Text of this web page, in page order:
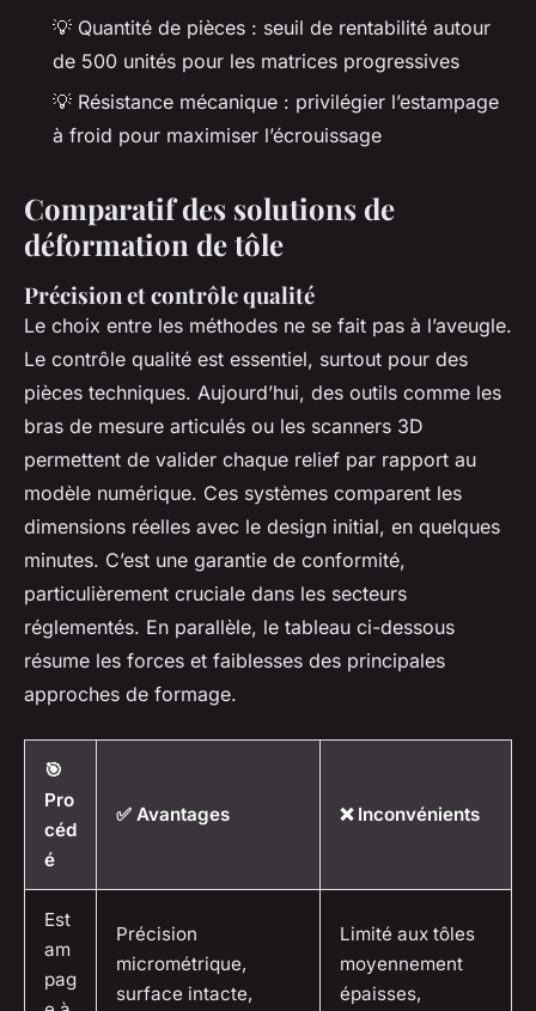
💡 Quantité de pièces : seuil de rentabilité autour
de 500 unités pour les matrices progressives
💡 Résistance mécanique : privilégier l’estampage
à froid pour maximiser l’écrouissage
Comparatif des solutions de
déformation de tôle
Précision et contrôle qualité
Le choix entre les méthodes ne se fait pas à l’aveugle.
Le contrôle qualité est essentiel, surtout pour des
pièces techniques. Aujourd’hui, des outils comme les
bras de mesure articulés ou les scanners 3D
permettent de valider chaque relief par rapport au
modèle numérique. Ces systèmes comparent les
dimensions réelles avec le design initial, en quelques
minutes. C’est une garantie de conformité,
particulièrement cruciale dans les secteurs
réglementés. En parallèle, le tableau ci-dessous
résume les forces et faiblesses des principales
approches de formage.
🎯
Pro
céd
é
✅ Avantages ❌ Inconvénients
Est
am
pag
Précision
micrométrique,
surface intacte,
Limité aux tôles
moyennement
épaisses,